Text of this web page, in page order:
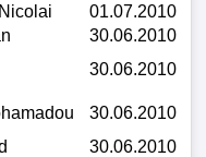
01.07.2010
30.06.2010
30.06.2010
30.06.2010
30.06.2010